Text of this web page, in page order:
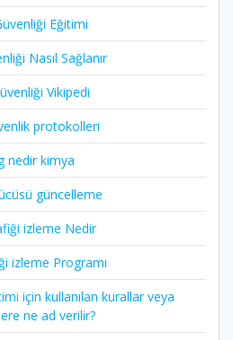
Eğitimi
Nasıl Sağlanır
Vikipedi
protokolleri
nedir kimya
güncelleme
izleme Nedir
izleme Programı
için kullanılan kurallar veya
ne ad verilir?